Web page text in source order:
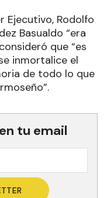
Ejecutivo, Rodolfo
Basualdo “era
que “es
inmortalice el
de todo lo que
tu email